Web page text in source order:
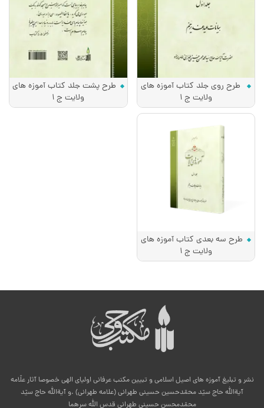
طرح روی جلد کتاب آموزه های
ولایت ج 1
طرح پشت جلد کتاب آموزه های
ولایت ج 1
طرح سه بعدی کتاب آموزه های
ولایت ج 1
نشر و تبلیغ آموزه های اصیل اسلامی و تبیین مکتب عرفانی اولیای الهی خصوصا آثار علّامه
آیةالله حاج سیّد محمّدحسین حسینی طهرانی (علامه طهرانی) .و آیةالله حاج سیّد
محمّدمحسن حسینی طهرانی قدس الله سرهما